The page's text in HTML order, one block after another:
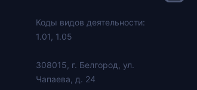
Коды видов деятельности:
1.01, 1.05
308015, г. Белгород, ул.
Чапаева, д. 24